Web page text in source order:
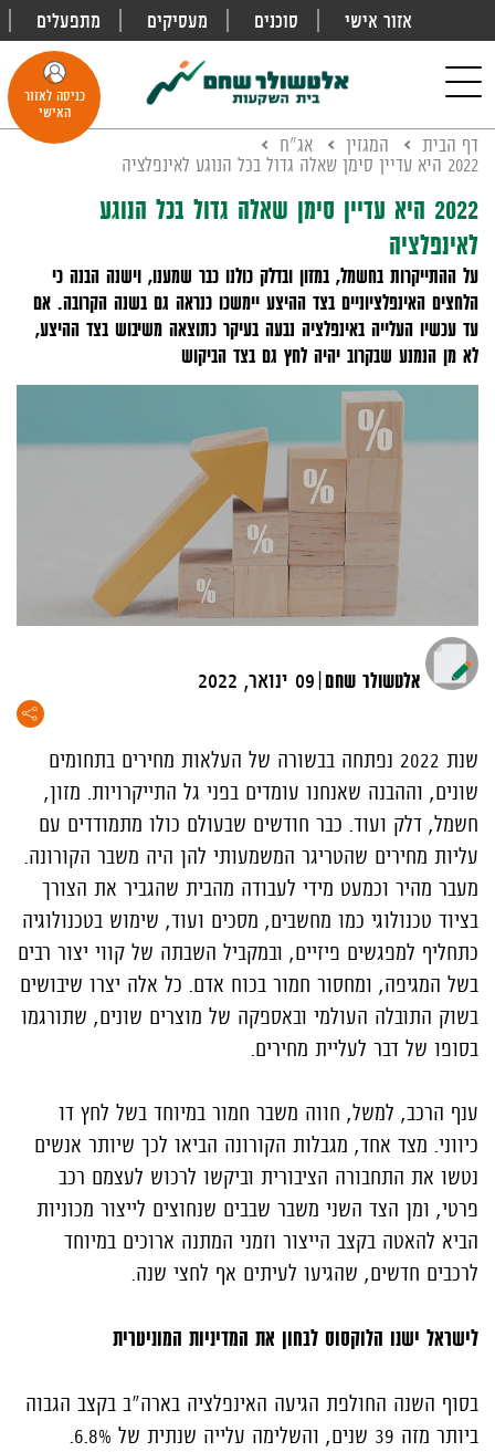
אזור אישי סוכנים מעסיקים מתפעלים
navigation
כניסה לאזור
האישי
דף הבית המגזין
אג"ח
2022 היא עדיין סימן שאלה גדול בכל הנוגע לאינפלציה
2022 היא עדיין סימן שאלה גדול בכל הנוגע
לאינפלציה
על ההתייקרות בחשמל, במזון ובדלק כולנו כבר שמענו, וישנה הבנה כי
הלחצים האינפלציוניים בצד ההיצע יימשכו כנראה גם בשנה הקרובה. אם
עד עכשיו העלייה באינפלציה נבעה בעיקר כתוצאה משיבוש בצד ההיצע,
לא מן הנמנע שבקרוב יהיה לחץ גם בצד הביקוש
אלטשולר שחם|09 ינואר, 2022
שנת 2022 נפתחה בבשורה של העלאות מחירים בתחומים
שונים, וההבנה שאנחנו עומדים בפני גל התייקרויות. מזון,
חשמל, דלק ועוד. כבר חודשים שבעולם כולו מתמודדים עם
עליות מחירים שהטריגר המשמעותי להן היה משבר הקורונה.
מעבר מהיר וכמעט מידי לעבודה מהבית שהגביר את הצורך
בציוד טכנולוגי כמו מחשבים, מסכים ועוד, שימוש בטכנולוגיה
כתחליף למפגשים פיזיים, ובמקביל השבתה של קווי יצור רבים
בשל המגיפה, ומחסור חמור בכוח אדם. כל אלה יצרו שיבושים
בשוק התובלה העולמי ובאספקה של מוצרים שונים, שתורגמו
בסופו של דבר לעליית מחירים.
ענף הרכב, למשל, חווה משבר חמור במיוחד בשל לחץ דו
כיווני. מצד אחד, מגבלות הקורונה הביאו לכך שיותר אנשים
נטשו את התחבורה הציבורית וביקשו לרכוש לעצמם רכב
פרטי, ומן הצד השני משבר שבבים שנחוצים לייצור מכוניות
הביא להאטה בקצב הייצור וזמני המתנה ארוכים במיוחד
לרכבים חדשים, שהגיעו לעיתים אף לחצי שנה.
לישראל ישנו הלוקסוס לבחון את המדיניות המוניטרית
בסוף השנה החולפת הגיעה האינפלציה בארה"ב בקצב הגבוה
ביותר מזה 39 שנים, והשלימה עלייה שנתית של 6.8%.